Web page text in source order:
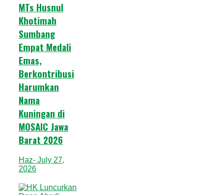
MTs Husnul
Khotimah
Sumbang
Empat Medali
Emas,
Berkontribusi
Harumkan
Nama
Kuningan di
MOSAIC Jawa
Barat 2026
Haz- July 27,
2026